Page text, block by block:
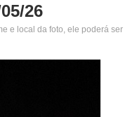
26
e local da foto, ele poderá ser